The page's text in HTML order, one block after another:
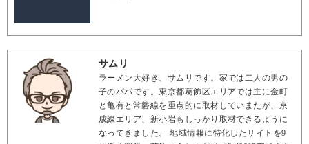
サムリ
ラーメン大好き、サムリです。家では二人の男の
子のパパです。東京都葛飾区エリアでは主に金町
と亀有と常磐線を重点的に取材していまたが、京
成線エリア、新小岩もしっかり取材できるように
なってきました。 地域情報に特化したサイトを9